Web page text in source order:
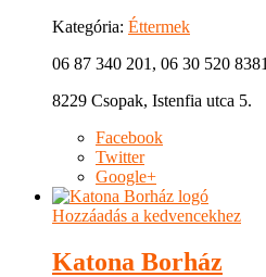
Kategória: Éttermek
06 87 340 201, 06 30 520 8381
8229 Csopak, Istenfia utca 5.
Facebook
Twitter
Google+
Hozzáadás a kedvencekhez
Katona Borház